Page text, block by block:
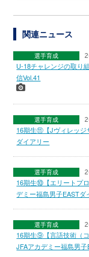
関連ニュース
選手育成
U-18チャレンジの取り
信Vol.41
選手育成
16期生⑪【Jヴィレッジ
ダイアリー
選手育成
16期生⑩【エリートプ
デミー福島男子EASTダ
選手育成
16期生⑨【言語技術（
JFAアカデミー福島男